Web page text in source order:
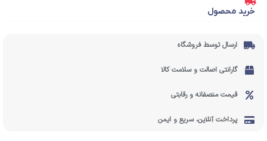
خرید محصول
ارسال توسط فروشگاه
گارانتی اصالت و سلامت کالا
قیمت منصفانه و رقابتی
پرداخت آنلاین، سریع و ایمن